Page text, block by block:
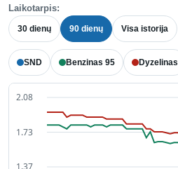
Laikotarpis:
30 dienų 90 dienų Visa istorija
SND Benzinas 95 Dyzelinas